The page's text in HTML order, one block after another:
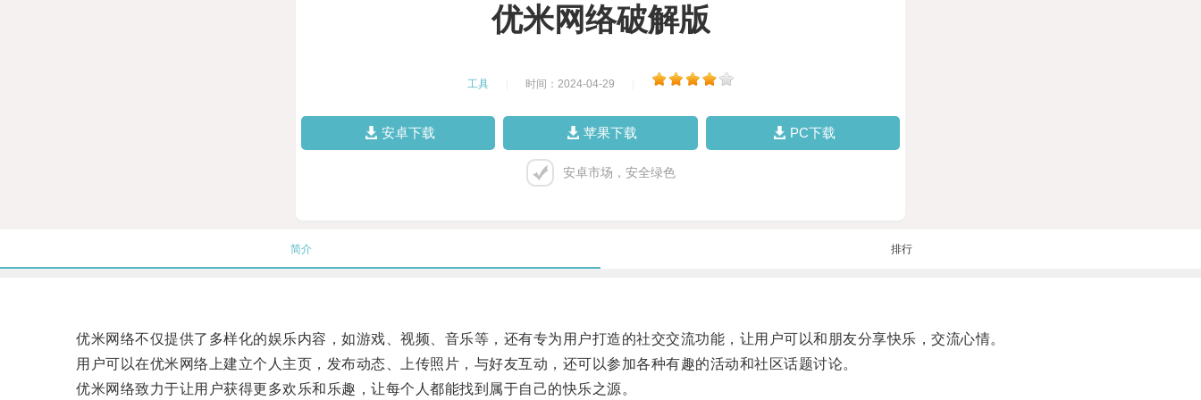
优米网络破解版
工具 时间：2024-04-29
安卓下载 苹果下载 PC下载
安卓市场，安全绿色
简介 排行
优米网络不仅提供了多样化的娱乐内容，如游戏、视频、音乐等，还有专为用户打造的社交交流功能，让用户可以和朋友分享快乐，交流心情。
用户可以在优米网络上建立个人主页，发布动态、上传照片，与好友互动，还可以参加各种有趣的活动和社区话题讨论。
优米网络致力于让用户获得更多欢乐和乐趣，让每个人都能找到属于自己的快乐之源。